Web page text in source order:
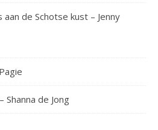
de Schotse kust – Jenny
Shanna de Jong